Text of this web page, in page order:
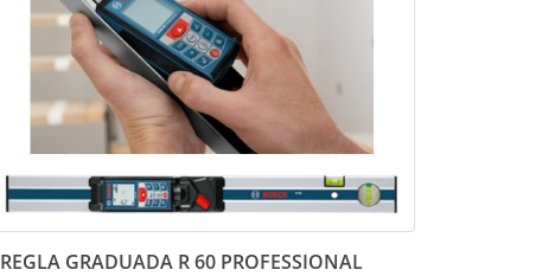
REGLA GRADUADA R 60 PROFESSIONAL